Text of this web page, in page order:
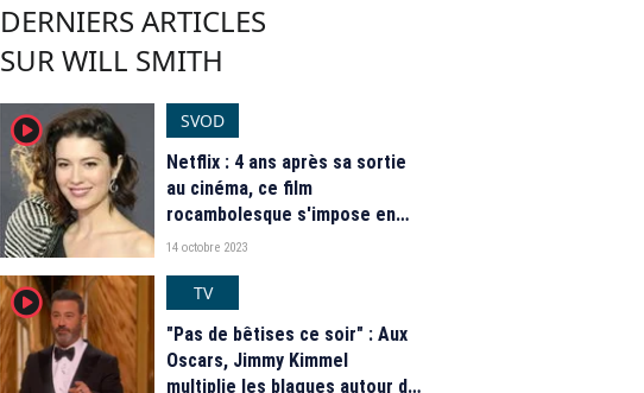
DERNIERS ARTICLES
SUR WILL SMITH
player2
SVOD
Netflix : 4 ans après sa sortie
au cinéma, ce film
rocambolesque s'impose en
tête du top en France
14 octobre 2023
player2
TV
"Pas de bêtises ce soir" : Aux
Oscars, Jimmy Kimmel
multiplie les blagues autour de